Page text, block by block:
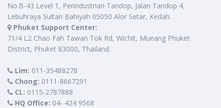
No.B-43 Level 1, Perindustrian Tandop, Jalan Tandop 4,
Lebuhraya Sultan Bahiyah 05050 Alor Setar, Kedah.
Phuket Support Center:
71/4 L2 Chao Fah Tawan Tok Rd, Wichit, Mueang Phuket
District, Phuket 83000, Thailand.
Lim: 011-35488278
Chong: 0111-8667291
CL: 0115-2787888
HQ Office: 04- 424 9568